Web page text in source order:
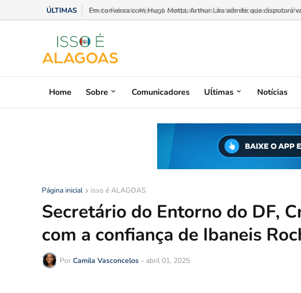
ÚLTIMAS Em conversa com Hugo Motta, Arthur Lira admite que disputará
Home Sobre Comunicadores Uĺtimas Notícias
Página inicial isso é ALAGOAS
Secretário do Entorno do DF,
com a confiança de Ibaneis
Por Camila Vasconcelos - abril 01, 2025